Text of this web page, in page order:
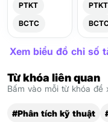
PTKT
BCTC
PTKT
Xem biểu đồ chỉ số
Từ khóa liên quan
Bấm vào mỗi từ khóa để
#Phân tích kỹ thuật